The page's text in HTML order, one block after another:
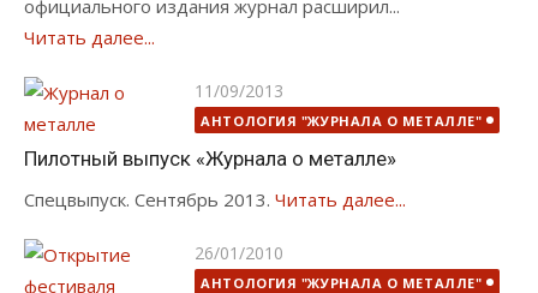
официального издания журнал расширил...
Читать далее...
Опубликовано
11/09/2013
АНТОЛОГИЯ "ЖУРНАЛА О МЕТАЛЛЕ"
Пилотный выпуск «Журнала о металле»
Спецвыпуск. Сентябрь 2013. Читать далее...
Опубликовано
26/01/2010
АНТОЛОГИЯ "ЖУРНАЛА О МЕТАЛЛЕ"